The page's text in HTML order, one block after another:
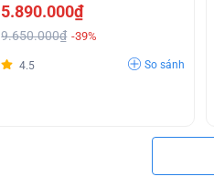
5.890.000₫
9.650.000₫ -39%
4.5 So sánh